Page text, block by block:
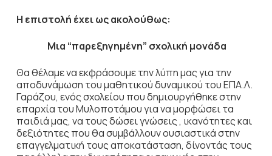
Η επιστολή έχει ως ακολούθως:
Μια “παρεξηγημένη” σχολική μονάδα
Θα θέλαμε να εκφράσουμε την λύπη μας για την
αποδυνάμωση του μαθητικού δυναμικού του ΕΠΑ.Λ.
Γαράζου, ενός σχολείου που δημιουργήθηκε στην
επαρχία του Μυλοποτάμου για να μορφώσει τα
παιδιά μας, να τους δώσει γνώσεις , ικανότητες και
δεξιότητες που θα συμβάλλουν ουσιαστικά στην
επαγγελματική τους αποκατάσταση, δίνοντάς τους